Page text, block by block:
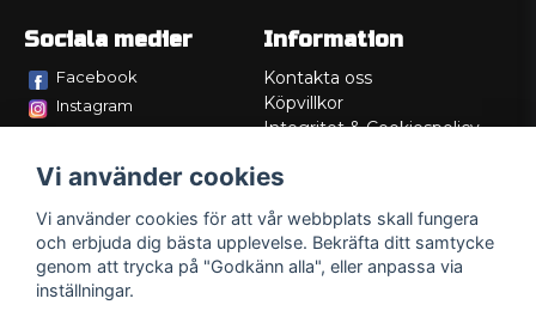
Sociala medier
Facebook
Instagram
Information
Kontakta oss
Köpvillkor
Integritet & Cookiespolicy
Service/Garanti
Lådritning
Om oss
Vi använder cookies
Vi använder cookies för att vår webbplats skall fungera
och erbjuda dig bästa upplevelse. Bekräfta ditt samtycke
genom att trycka på "Godkänn alla", eller anpassa via
inställningar.